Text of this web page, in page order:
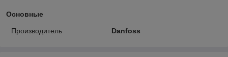
Основные
Производитель Danfoss